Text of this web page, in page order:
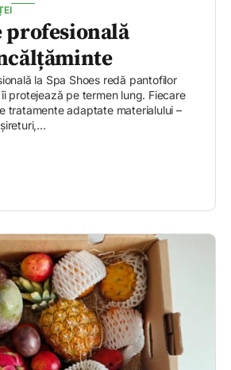
profesională
la Spa Shoes redă pantofilor
protejează pe termen lung. Fiecare
tratamente adaptate materialului –